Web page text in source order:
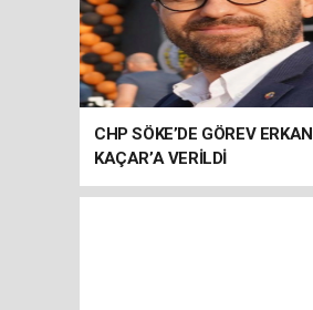
CHP SÖKE’DE GÖREV ERKAN
KAÇAR’A VERİLDİ